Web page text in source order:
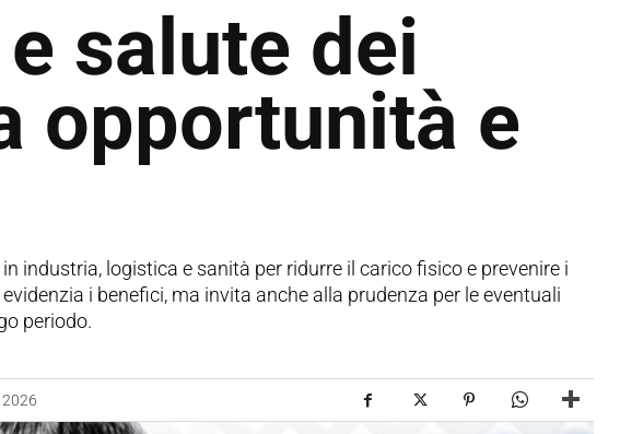
salute dei
opportunità e
industria, logistica e sanità per ridurre il carico fisico e prevenire i
i benefici, ma invita anche alla prudenza per le eventuali
periodo.